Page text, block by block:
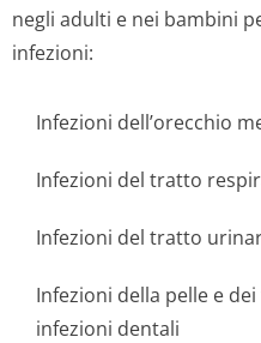
negli adulti e nei bambini
infezioni:
Infezioni dell’orecchio
Infezioni del tratto
Infezioni del tratto
Infezioni della pelle e
infezioni dentali